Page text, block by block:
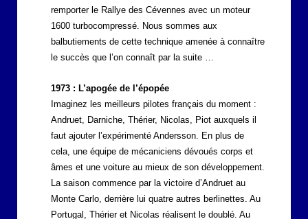
remporter le Rallye des Cévennes avec un moteur
1600 turbocompressé. Nous sommes aux
balbutiements de cette technique amenée à connaître
le succès que l’on connaît par la suite …
1973 : L’apogée de l’épopée
Imaginez les meilleurs pilotes français du moment :
Andruet, Darniche, Thérier, Nicolas, Piot auxquels il
faut ajouter l’expérimenté Andersson. En plus de
cela, une équipe de mécaniciens dévoués corps et
âmes et une voiture au mieux de son développement.
La saison commence par la victoire d’Andruet au
Monte Carlo, derrière lui quatre autres berlinettes. Au
Portugal, Thérier et Nicolas réalisent le doublé. Au